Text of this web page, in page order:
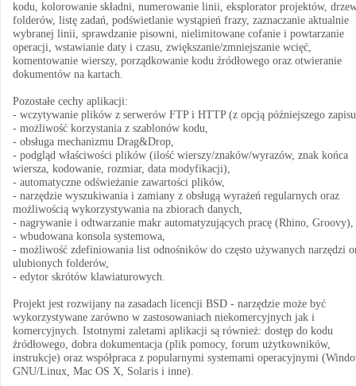
kodu, kolorowanie składni, numerowanie linii, eksplorator projektów,
folderów, listę zadań, podświetlanie wystąpień frazy, zaznaczanie aktualnie
wybranej linii, sprawdzanie pisowni, nielimitowane cofanie i powtarzanie
operacji, wstawianie daty i czasu, zwiększanie/zmniejszanie wcięć,
komentowanie wierszy, porządkowanie kodu źródłowego oraz otwieranie
dokumentów na kartach.
Pozostałe cechy aplikacji:
- wczytywanie plików z serwerów FTP i HTTP (z opcją późniejszego
- możliwość korzystania z szablonów kodu,
- obsługa mechanizmu Drag&Drop,
- podgląd właściwości plików (ilość wierszy/znaków/wyrazów, znak końca
wiersza, kodowanie, rozmiar, data modyfikacji),
- automatyczne odświeżanie zawartości plików,
- narzędzie wyszukiwania i zamiany z obsługą wyrażeń regularnych oraz
możliwością wykorzystywania na zbiorach danych,
- nagrywanie i odtwarzanie makr automatyzujących pracę (Rhino, Groovy),
- wbudowana konsola systemowa,
- możliwość zdefiniowania list odnośników do często używanych narzędzi
ulubionych folderów,
- edytor skrótów klawiaturowych.
Projekt jest rozwijany na zasadach licencji BSD - narzędzie może być
wykorzystywane zarówno w zastosowaniach niekomercyjnych jak i
komercyjnych. Istotnymi zaletami aplikacji są również: dostęp do kodu
źródłowego, dobra dokumentacja (plik pomocy, forum użytkowników,
instrukcje) oraz współpraca z popularnymi systemami operacyjnymi
GNU/Linux, Mac OS X, Solaris i inne).